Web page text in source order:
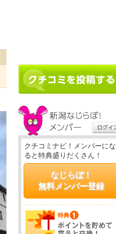
クチコミナビ！メンバーにな
ると特典盛りだくさん！
なじらぼ！
無料メンバー登録